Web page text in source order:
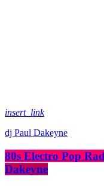
insert_link
dj Paul Dakeyne
80s Electro Pop
Dakeyne